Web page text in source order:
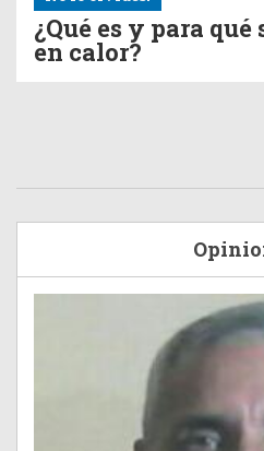
¿Qué es y para
en calor?